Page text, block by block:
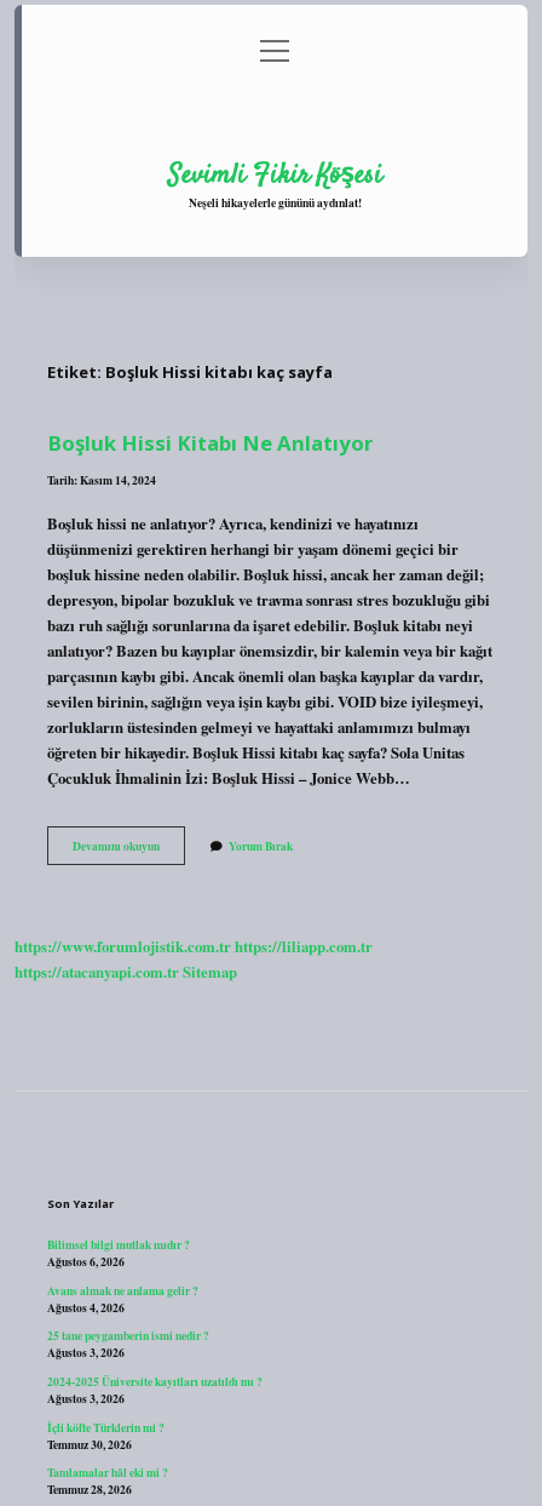
Gizlilik Politikası
menüyü
aç
Sevimli Fikir Köşesi
Neşeli hikayelerle gününü aydınlat!
Etiket: Boşluk Hissi kitabı kaç sayfa
Boşluk Hissi Kitabı Ne Anlatıyor
Tarih: Kasım 14, 2024
Boşluk hissi ne anlatıyor? Ayrıca, kendinizi ve hayatınızı
düşünmenizi gerektiren herhangi bir yaşam dönemi geçici bir
boşluk hissine neden olabilir. Boşluk hissi, ancak her zaman değil;
depresyon, bipolar bozukluk ve travma sonrası stres bozukluğu gibi
bazı ruh sağlığı sorunlarına da işaret edebilir. Boşluk kitabı neyi
anlatıyor? Bazen bu kayıplar önemsizdir, bir kalemin veya bir kağıt
parçasının kaybı gibi. Ancak önemli olan başka kayıplar da vardır,
sevilen birinin, sağlığın veya işin kaybı gibi. VOID bize iyileşmeyi,
zorlukların üstesinden gelmeyi ve hayattaki anlamımızı bulmayı
öğreten bir hikayedir. Boşluk Hissi kitabı kaç sayfa? Sola Unitas
Çocukluk İhmalinin İzi: Boşluk Hissi – Jonice Webb…
Devamını okuyunBoşluk
Hissi
Yorum Bırak
https://www.forumlojistik.com.trhttps://liliapp.com.tr
https://atacanyapi.com.trSitemap
Son Yazılar
Bilimsel bilgi mutlak mıdır ?
Ağustos 6, 2026
Avans almak ne anlama gelir ?
Ağustos 4, 2026
25 tane peygamberin ismi nedir ?
Ağustos 3, 2026
2024-2025 Üniversite kayıtları uzatıldı mı ?
Ağustos 3, 2026
İçli köfte Türklerin mi ?
Temmuz 30, 2026
Tamlamalar hâl eki mi ?
Temmuz 28, 2026